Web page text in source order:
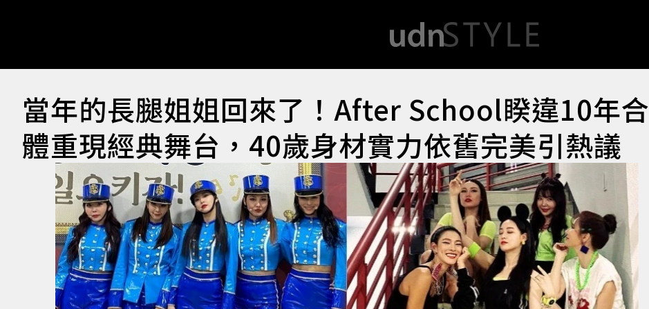
當年的長腿姐姐回來了！After School睽違10年合
體重現經典舞台，40歲身材實力依舊完美引熱議